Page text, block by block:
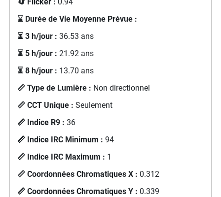
⌛ Durée de Vie Moyenne Prévue :
⏳ 3 h/jour : 36.53 ans
⏳ 5 h/jour : 21.92 ans
⏳ 8 h/jour : 13.70 ans
📏 Type de Lumière : Non directionnel
📏 CCT Unique : Seulement
📏 Indice R9 : 36
📏 Indice IRC Minimum : 94
📏 Indice IRC Maximum : 1
📏 Coordonnées Chromatiques X : 0.312
📏 Coordonnées Chromatiques Y : 0.339